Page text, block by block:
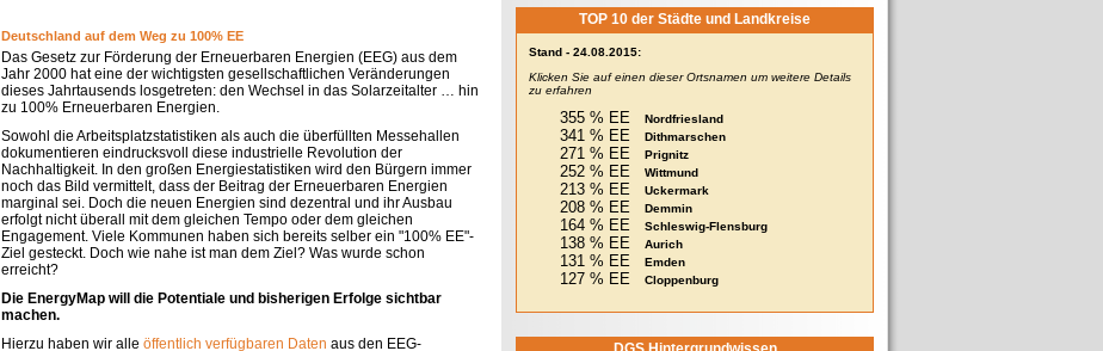
Deutschland auf dem Weg zu 100% EE
Das Gesetz zur Förderung der Erneuerbaren Energien (EEG) aus dem
Jahr 2000 hat eine der wichtigsten gesellschaftlichen Veränderungen
dieses Jahrtausends losgetreten: den Wechsel in das Solarzeitalter … hin
zu 100% Erneuerbaren Energien.
Sowohl die Arbeitsplatzstatistiken als auch die überfüllten Messehallen
dokumentieren eindrucksvoll diese industrielle Revolution der
Nachhaltigkeit. In den großen Energiestatistiken wird den Bürgern immer
noch das Bild vermittelt, dass der Beitrag der Erneuerbaren Energien
marginal sei. Doch die neuen Energien sind dezentral und ihr Ausbau
erfolgt nicht überall mit dem gleichen Tempo oder dem gleichen
Engagement. Viele Kommunen haben sich bereits selber ein "100% EE"-
Ziel gesteckt. Doch wie nahe ist man dem Ziel? Was wurde schon
erreicht?
Die EnergyMap will die Potentiale und bisherigen Erfolge sichtbar
machen.
Hierzu haben wir alle öffentlich verfügbaren Daten aus den EEG-
TOP 10 der Städte und Landkreise
Stand - 24.08.2015:
Klicken Sie auf einen dieser Ortsnamen um weitere Details
zu erfahren
355 % EE Nordfriesland
341 % EE Dithmarschen
271 % EE Prignitz
252 % EE Wittmund
213 % EE Uckermark
208 % EE Demmin
164 % EE Schleswig-Flensburg
138 % EE Aurich
131 % EE Emden
127 % EE Cloppenburg